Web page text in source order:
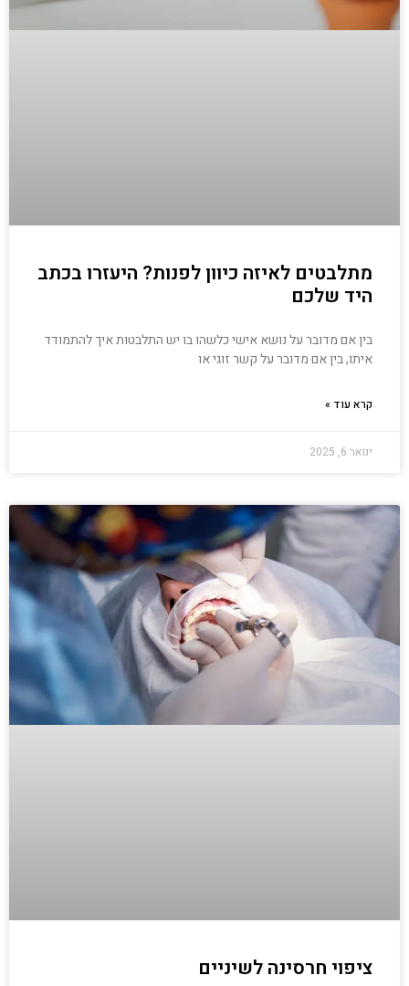
מתלבטים לאיזה כיוון לפנות? היעזרו בכתב
היד שלכם
בין אם מדובר על נושא אישי כלשהו בו יש התלבטות איך להתמודד
איתו, בין אם מדובר על קשר זוגי או
קרא עוד »
ינואר 6, 2025
ציפוי חרסינה לשיניים